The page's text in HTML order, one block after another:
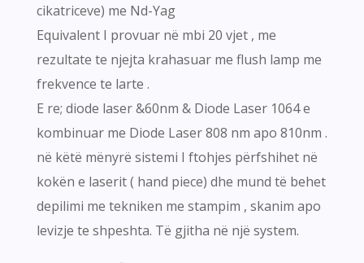
cikatriceve) me Nd-Yag
Equivalent I provuar në mbi 20 vjet , me
rezultate te njejta krahasuar me flush lamp me
frekvence te larte .
E re; diode laser &60nm & Diode Laser 1064 e
kombinuar me Diode Laser 808 nm apo 810nm .
në këtë mënyrë sistemi I ftohjes përfshihet në
kokën e laserit ( hand piece) dhe mund të behet
depilimi me tekniken me stampim , skanim apo
levizje te shpeshta. Të gjitha në një system.